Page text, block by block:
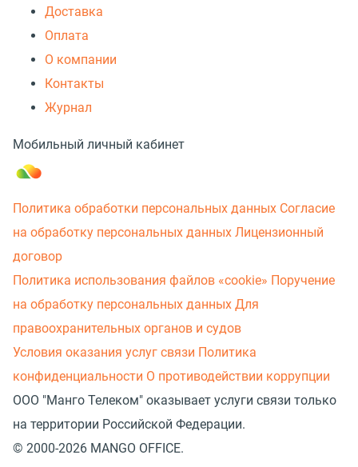
Доставка
Оплата
О компании
Контакты
Журнал
Мобильный личный кабинет
Политика обработки персональных данных Согласие
на обработку персональных данных Лицензионный
договор
Политика использования файлов «cookie» Поручение
на обработку персональных данных Для
правоохранительных органов и судов
Условия оказания услуг связи Политика
конфиденциальности О противодействии коррупции
ООО "Манго Телеком" оказывает услуги связи только
на территории Российской Федерации.
© 2000-2026 MANGO OFFICE.